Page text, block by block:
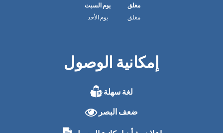
يوم السبت
مغلق
يوم الأحد
مغلق
إمكانية الوصول
لغة سهلة
ضعف البصر